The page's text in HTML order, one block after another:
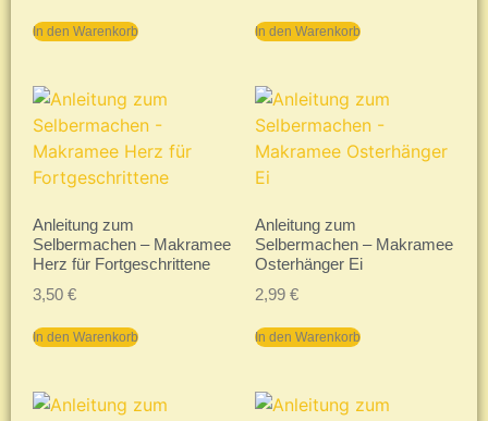
In den Warenkorb In den Warenkorb
Anleitung zum
Selbermachen – Makramee
Herz für Fortgeschrittene
3,50 €
In den Warenkorb
Anleitung zum
Selbermachen – Makramee
Osterhänger Ei
2,99 €
In den Warenkorb